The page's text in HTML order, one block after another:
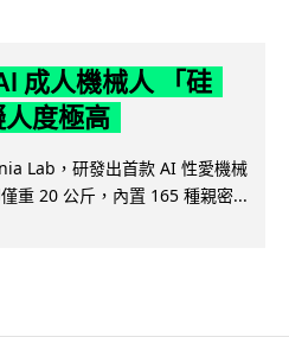
成人機械人 「硅
度極高
Lab，研發出首款 AI 性愛機械
重 20 公斤，內置 165 種親密...